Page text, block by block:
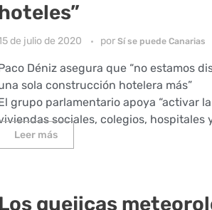
de julio de 2020 por Sí se puede Canarias
Déniz asegura que “no estamos
sola construcción hotelera más”
grupo parlamentario apoya “activar
sociales, colegios, hospitales
Leer más
Los quejicas